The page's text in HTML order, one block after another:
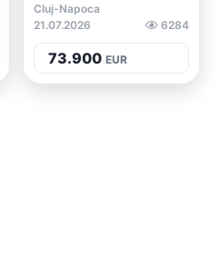
Cluj-Napoca
21.07.2026
6284
73.900 EUR